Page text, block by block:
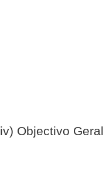
iv) Objectivo